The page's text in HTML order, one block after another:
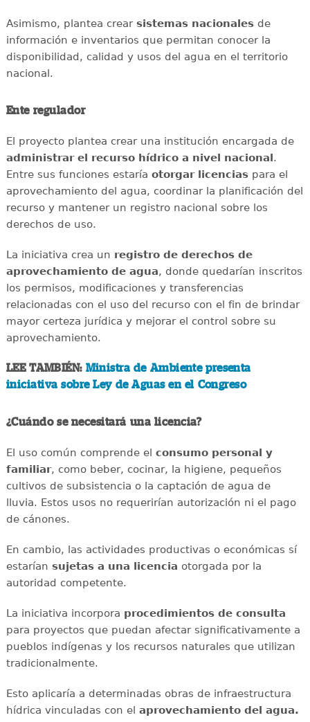
Asimismo, plantea crear sistemas nacionalesde
información e inventarios que permitan conocer la
disponibilidad, calidad y usos del agua en el territorio
nacional.
Ente regulador
El proyecto plantea crear una institución encargada de
administrar el recurso hídrico a nivel nacional .
Entre sus funciones estaría otorgar licenciaspara el
aprovechamiento del agua, coordinar la planificación del
recurso y mantener un registro nacional sobre los
derechos de uso.
La iniciativa crea un registro de derechos de
aprovechamiento de agua, donde quedarían inscritos
los permisos, modificaciones y transferencias
relacionadas con el uso del recurso con el fin de brindar
mayor certeza jurídica y mejorar el control sobre su
aprovechamiento.
LEE TAMBIÉN: Ministra de Ambiente presenta
iniciativa sobre Ley de Aguas en el Congreso
¿Cuándo se necesitará una licencia?
El uso común comprende el consumo personal y
familiar, como beber, cocinar, la higiene, pequeños
cultivos de subsistencia o la captación de agua de
lluvia. Estos usos no requerirían autorización ni el pago
de cánones.
En cambio, las actividades productivas o económicas sí
estarían sujetas a una licencia otorgada por la
autoridad competente.
La iniciativa incorpora procedimientos de consulta
para proyectos que puedan afectar significativamente a
pueblos indígenas y los recursos naturales que utilizan
tradicionalmente.
Esto aplicaría a determinadas obras de infraestructura
hídrica vinculadas con el aprovechamiento del agua.